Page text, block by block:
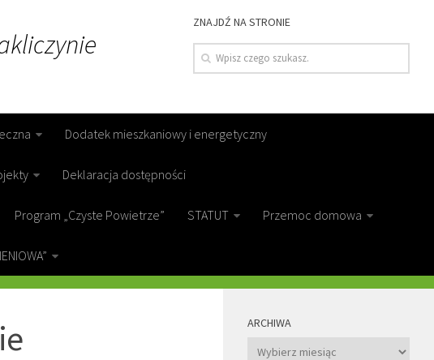
ZNAJDŹ NA STRONIE
Dodatek mieszkaniowy i energetyczny
Deklaracja dostępności
Program „Czyste Powietrze” STATUT Przemoc domowa
ARCHIWA
Archiwa